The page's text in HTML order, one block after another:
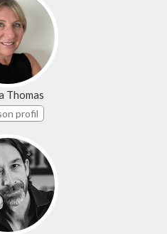
Thomas
profil